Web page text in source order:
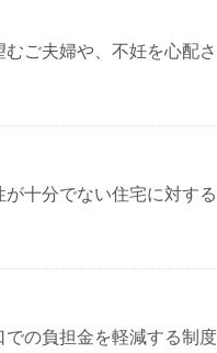
ご夫婦や、不妊を心配
十分でない住宅に対す
の負担金を軽減する制